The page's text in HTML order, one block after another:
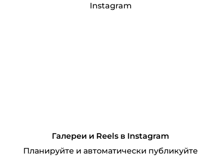
Instagram
Галереи и Reels в Instagram
Планируйте и автоматически публикуйте